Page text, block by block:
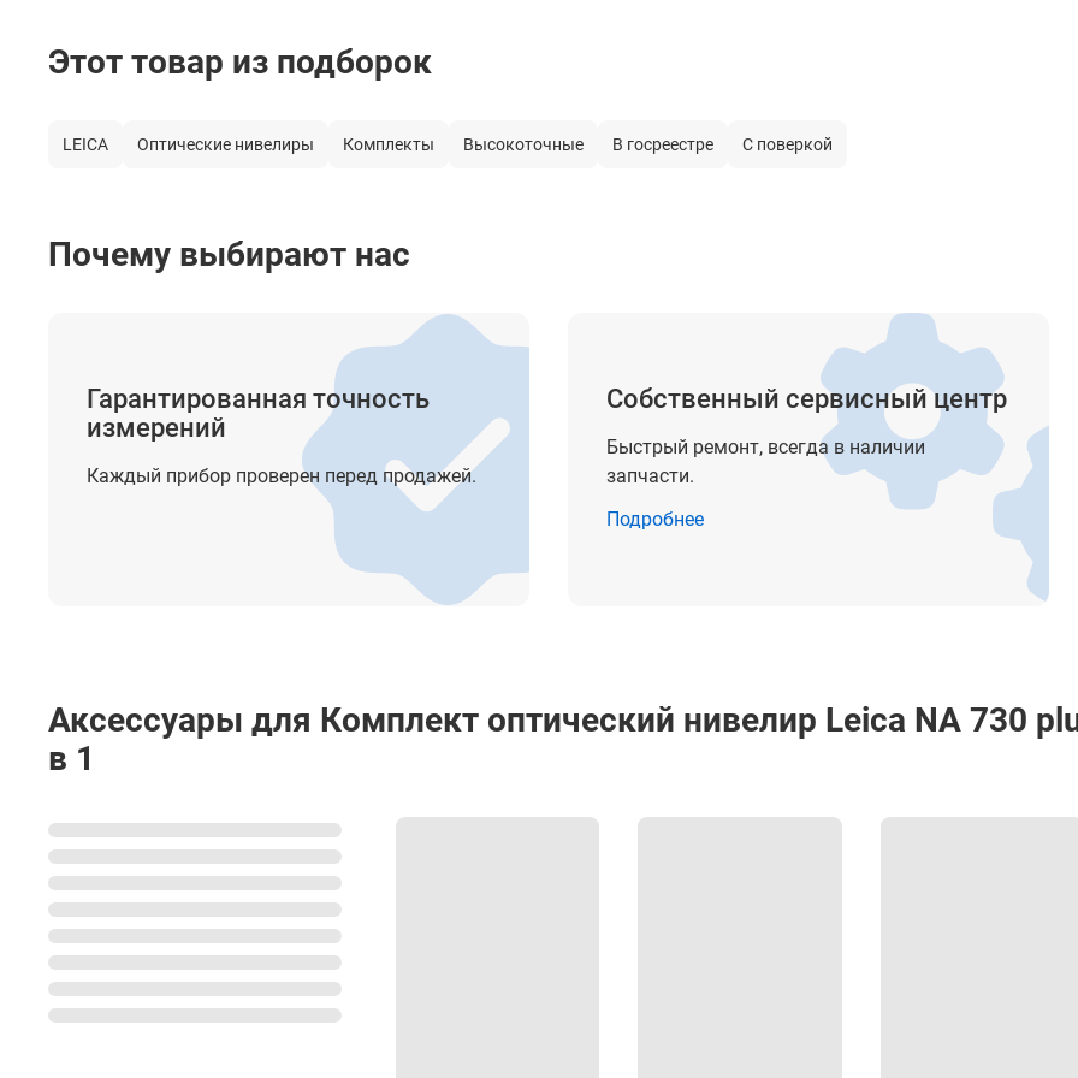
Длина зрительной трубы
Просветленная оптика да
Точность компенсатора
Прочее
чувствительность - 10’/2,0 мм
цена деления - 1°
Степень защиты от пыли и влаги IP57
Диапазон рабочей температуры
Назначение для теодолитов, тахеометров, gnss
Резьбовое соединение
Вес
Материал
Зажимы
Этот товар из подборок
LEICA Оптические нивелиры Комплекты Высокоточные В госреестре С поверкой
Почему выбирают нас
Гарантированная точность
измерений
Каждый прибор проверен перед продажей.
Собственный сервисный центр
Быстрый ремонт, всегда в наличии
запчасти.
Подробнее
Аксессуары для Комплект оптический нивелир Leica NA 730
в 1